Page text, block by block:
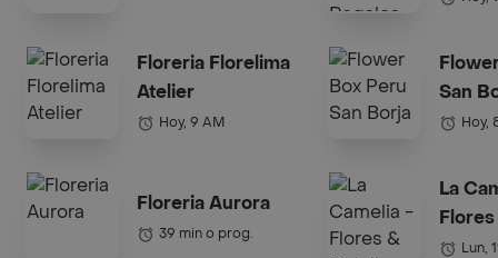
Floreria Florelima
Atelier
Hoy, 9 AM
Floreria Aurora
39 min o prog.
San
Hoy,
La
Lun,